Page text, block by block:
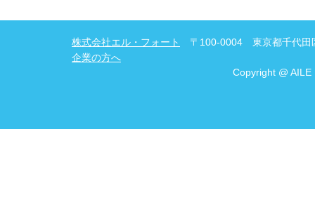
株式会社エル・フォート
〒100-0004 東京都千代田
企業の方へ
Copyright @